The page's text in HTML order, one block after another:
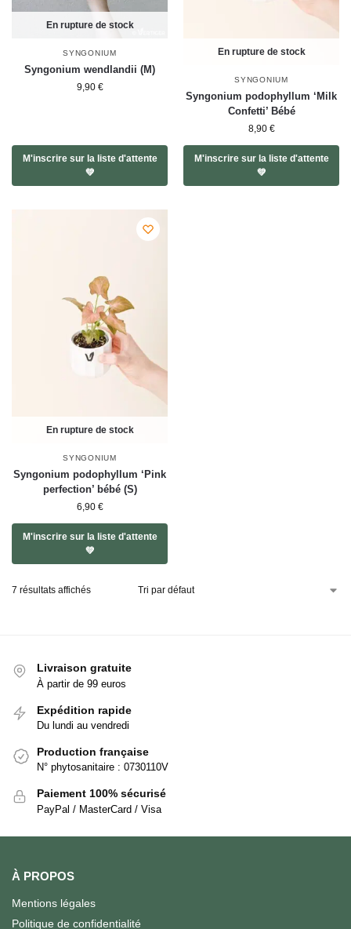
En rupture de stock
SYNGONIUM
Syngonium wendlandii (M)
9,90 €
M'inscrire sur la liste d'attente
💚
En rupture de stock
SYNGONIUM
Syngonium podophyllum ‘Milk
Confetti’ Bébé
8,90 €
M'inscrire sur la liste d'attente
💚
En rupture de stock
SYNGONIUM
Syngonium podophyllum ‘Pink
perfection’ bébé (S)
6,90 €
M'inscrire sur la liste d'attente
💚
7 résultats affichés
Livraison gratuite
À partir de 99 euros
Expédition rapide
Du lundi au vendredi
Production française
N° phytosanitaire : 0730110V
Paiement 100% sécurisé
PayPal / MasterCard / Visa
À PROPOS
Mentions légales
Politique de confidentialité